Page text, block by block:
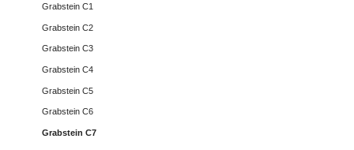
Grabstein C1
Grabstein C2
Grabstein C3
Grabstein C4
Grabstein C5
Grabstein C6
Grabstein C7